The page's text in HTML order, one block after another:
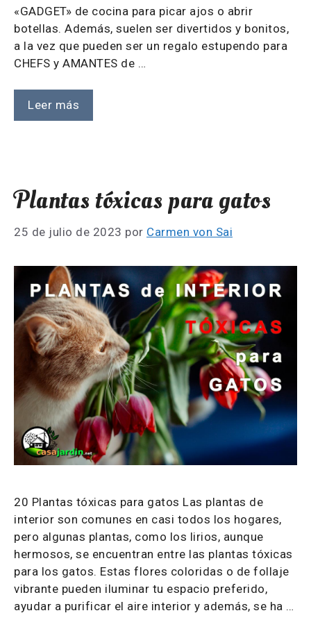
«GADGET» de cocina para picar ajos o abrir
botellas. Además, suelen ser divertidos y bonitos,
a la vez que pueden ser un regalo estupendo para
CHEFS y AMANTES de …
Leer más
Plantas tóxicas para gatos
25 de julio de 2023 por Carmen von Sai
20 Plantas tóxicas para gatos Las plantas de
interior son comunes en casi todos los hogares,
pero algunas plantas, como los lirios, aunque
hermosos, se encuentran entre las plantas tóxicas
para los gatos. Estas flores coloridas o de follaje
vibrante pueden iluminar tu espacio preferido,
ayudar a purificar el aire interior y además, se ha …